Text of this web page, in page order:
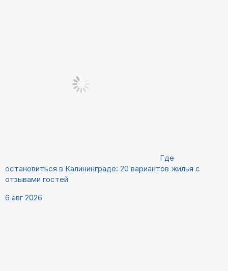
Где
остановиться в Калининграде: 20 вариантов жилья с
отзывами гостей
6 авг 2026